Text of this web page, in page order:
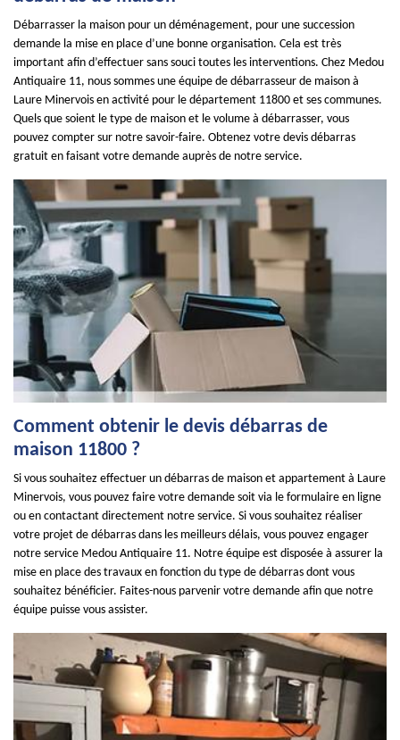
Débarrasser la maison pour un déménagement, pour une succession
demande la mise en place d’une bonne organisation. Cela est très
important afin d’effectuer sans souci toutes les interventions. Chez Medou
Antiquaire 11, nous sommes une équipe de débarrasseur de maison à
Laure Minervois en activité pour le département 11800 et ses communes.
Quels que soient le type de maison et le volume à débarrasser, vous
pouvez compter sur notre savoir-faire. Obtenez votre devis débarras
gratuit en faisant votre demande auprès de notre service.
Comment obtenir le devis débarras de
maison 11800 ?
Si vous souhaitez effectuer un débarras de maison et appartement à Laure
Minervois, vous pouvez faire votre demande soit via le formulaire en ligne
ou en contactant directement notre service. Si vous souhaitez réaliser
votre projet de débarras dans les meilleurs délais, vous pouvez engager
notre service Medou Antiquaire 11. Notre équipe est disposée à assurer la
mise en place des travaux en fonction du type de débarras dont vous
souhaitez bénéficier. Faites-nous parvenir votre demande afin que notre
équipe puisse vous assister.